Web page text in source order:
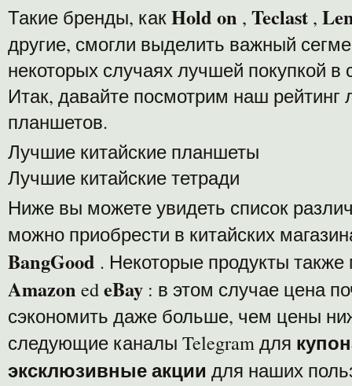
Такие бренды, какHold on , Teclast ,
другие, смогли выделить важный
некоторых случаях лучшей покупкой
Итак, давайте посмотрим наш рейтинг
планшетов.
Лучшие китайские планшеты
Лучшие китайские тетради
Ниже вы можете увидеть список
можно приобрести в китайских
BangGood . Некоторые продукты также
Amazon edeBay : в этом случае цена
сэкономить даже больше, чем цены
следующие каналы Telegram для
эксклюзивные акции для наших